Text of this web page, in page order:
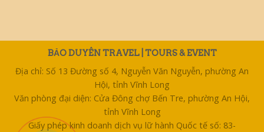
BẢO DUYÊN TRAVEL | TOURS & EVENT
Địa chỉ: Số 13 Đường số 4, Nguyễn Văn Nguyễn, phường An
Hội, tỉnh Vĩnh Long
Văn phòng đại diện: Cửa Đông chợ Bến Tre, phường An Hội,
tỉnh Vĩnh Long
Giấy phép kinh doanh dịch vụ lữ hành Quốc tế số: 83-